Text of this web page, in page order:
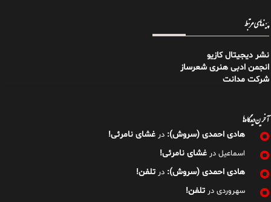
پیوندهای مرتبط
نشر دیجیتال کازیو
انجمن ادبی هنری شعرساز
شرکت مدانت
آخرین دیدگاه‌ها
هادی احمدی (سروش): در غشای نامرئی!
اسماعیل در غشای نامرئی!
هادی احمدی (سروش): در تلفن!
سهروردی در تلفن!